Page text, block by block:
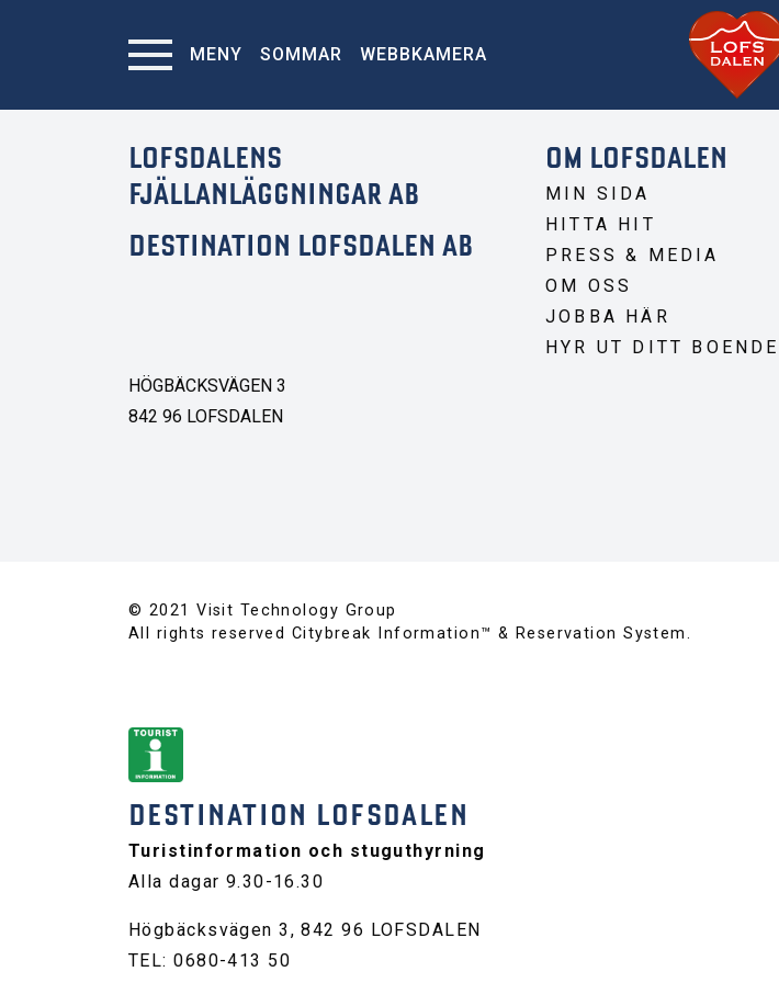
MENY SOMMAR
WEBBKAMERA
LOFSDALENS
FJÄLLANLÄGGNINGAR AB
DESTINATION LOFSDALEN AB
HÖGBÄCKSVÄGEN 3
842 96 LOFSDALEN
OM LOFSDALEN
MIN SIDA
HITTA HIT
PRESS & MEDIA
OM OSS
JOBBA HÄR
HYR UT DITT BOENDE
© 2021 Visit Technology Group
All rights reserved Citybreak Information™ & Reservation System.
DESTINATION LOFSDALEN
Turistinformation och stuguthyrning
Alla dagar 9.30-16.30
Högbäcksvägen 3, 842 96 LOFSDALEN
TEL: 0680-413 50